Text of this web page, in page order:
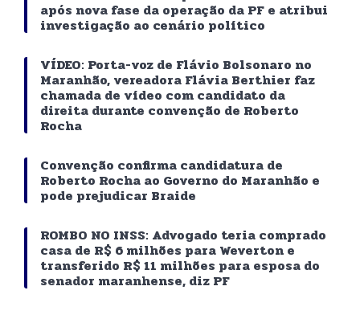
após nova fase da operação da PF e atribui
investigação ao cenário político
VÍDEO: Porta-voz de Flávio Bolsonaro no
Maranhão, vereadora Flávia Berthier faz
chamada de vídeo com candidato da
direita durante convenção de Roberto
Rocha
Convenção confirma candidatura de
Roberto Rocha ao Governo do Maranhão e
pode prejudicar Braide
ROMBO NO INSS: Advogado teria comprado
casa de R$ 6 milhões para Weverton e
transferido R$ 11 milhões para esposa do
senador maranhense, diz PF